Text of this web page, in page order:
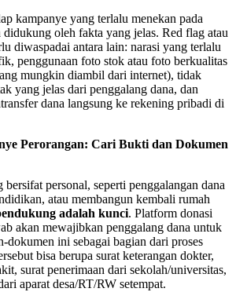
kampanye yang terlalu menekan pada
didukung oleh fakta yang jelas. Red flag atau
diwaspadai antara lain: narasi yang terlalu
penggunaan foto stok atau foto berkualitas
mungkin diambil dari internet), tidak
yang jelas dari penggalang dana, dan
dana langsung ke rekening pribadi di
Perorangan: Cari Bukti dan Dokumen
personal, seperti penggalangan dana
atau membangun kembali rumah
adalah kunci. Platform donasi
akan mewajibkan penggalang dana untuk
dokumen ini sebagai bagian dari proses
bisa berupa surat keterangan dokter,
surat penerimaan dari sekolah/universitas,
aparat desa/RT/RW setempat.